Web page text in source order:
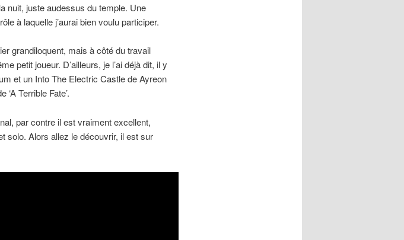
nuit, juste audessus du temple. Une
à laquelle j’aurai bien voulu participer.
grandiloquent, mais à côté du travail
petit joueur. D’ailleurs, je l’ai déjà dit, il y
et un Into The Electric Castle de Ayreon
Terrible Fate’.
par contre il est vraiment excellent,
solo. Alors allez le découvrir, il est sur